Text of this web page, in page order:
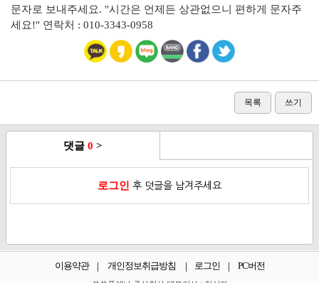
문자로 보내주세요. "시간은 언제든 상관없으니 편하게 문자주
세요!" 연락처 : 010-3343-0958
목록 쓰기
댓글 0 >
로그인 후 덧글을 남겨주세요
이용약관 개인정보취급방침 로그인 PC버전